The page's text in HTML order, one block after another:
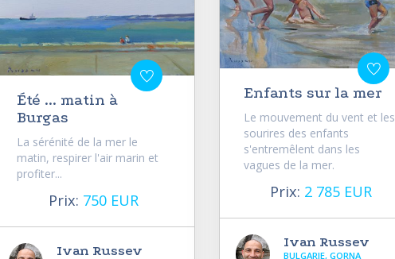
Été ... matin à
Burgas
La sérénité de la mer le
matin, respirer l'air marin et
profiter...
Prix: 750 EUR
Ivan Russev
Enfants sur la mer
Le mouvement du vent et les
sourires des enfants
s'entremêlent dans les
vagues de la mer.
Prix: 2 785 EUR
Ivan Russev
BULGARIE, GORNA